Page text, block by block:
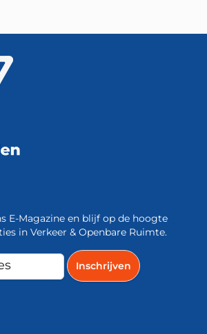
E-Magazine en blijf op de hoogte
in Verkeer & Openbare Ruimte.